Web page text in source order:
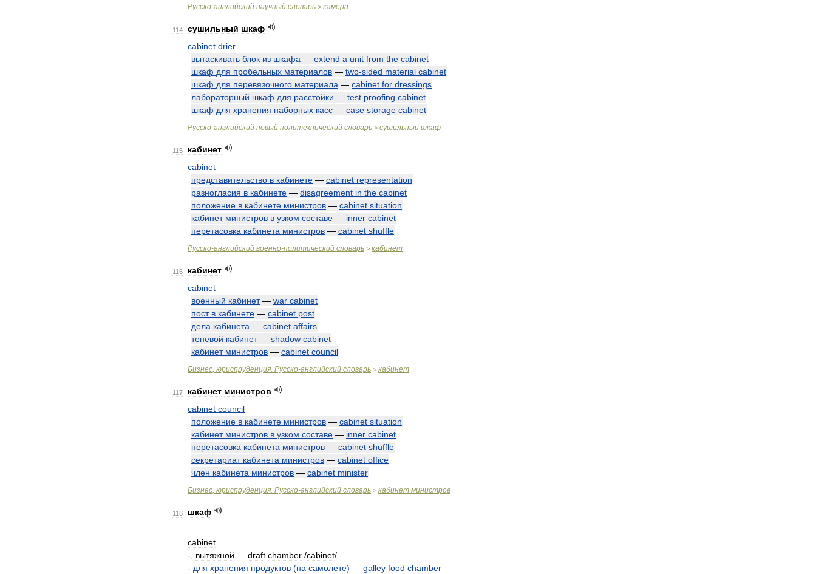
Русско-английский научный словарь > камера
114 сушильный шкаф
cabinet drier
вытаскивать блок из шкафа — extend a unit from the cabinet
шкаф для пробельных материалов — two-sided material cabinet
шкаф для перевязочного материала — cabinet for dressings
лабораторный шкаф для расстойки — test proofing cabinet
шкаф для хранения наборных касс — case storage cabinet
Русско-английский новый политехнический словарь > сушильный шкаф
115
кабинет
cabinet
представительство в кабинете — cabinet representation
разногласия в кабинете — disagreement in the cabinet
положение в кабинете министров — cabinet situation
кабинет министров в узком составе — inner cabinet
перетасовка кабинета министров — cabinet shuffle
Русско-английский военно-политический словарь > кабинет
116
кабинет
cabinet
военный кабинет— war cabinet
пост в кабинете — cabinet post
дела кабинета — cabinet affairs
теневой кабинет— shadow cabinet
кабинет министров — cabinet council
Бизнес, юриспруденция. Русско-английский словарь > кабинет
117 кабинет министров
cabinet council
положение в кабинете министров — cabinet situation
кабинет министров в узком составе — inner cabinet
перетасовка кабинета министров — cabinet shuffle
секретариат кабинета министров — cabinet office
член кабинета министров — cabinet minister
Бизнес, юриспруденция. Русско-английский словарь > кабинет министров
118 шкаф
cabinet
-, вытяжной — draft chamber /cabinet/
- для хранения продуктов (на самолете) — galley food chamber